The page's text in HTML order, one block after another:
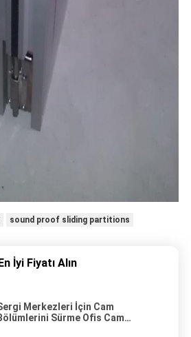
sound proof sliding partitions
En İyi Fiyatı Alın
Merkezleri İçin Cam
Sürme Ofis Cam